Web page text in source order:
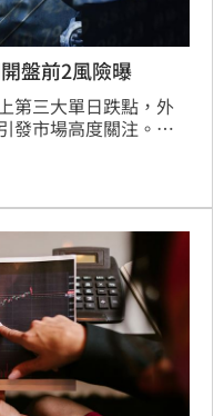
盤前2風險曝
第三大單日跌點，外
發市場高度關注。玉
本面轉壞。儘管短線
議投資人適度控制持股
理後，中長期多頭行情